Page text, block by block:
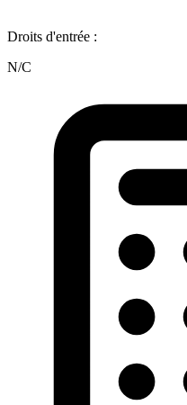
Droits d'entrée :
N/C